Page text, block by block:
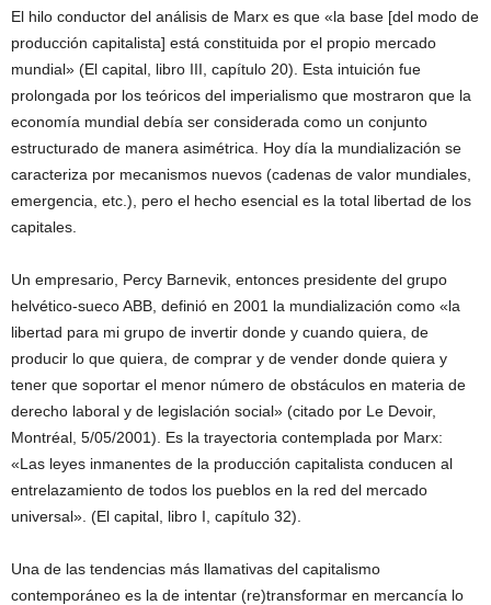
El hilo conductor del análisis de Marx es que «la base [del modo de
producción capitalista] está constituida por el propio mercado
mundial» (El capital, libro III, capítulo 20). Esta intuición fue
prolongada por los teóricos del imperialismo que mostraron que la
economía mundial debía ser considerada como un conjunto
estructurado de manera asimétrica. Hoy día la mundialización se
caracteriza por mecanismos nuevos (cadenas de valor mundiales,
emergencia, etc.), pero el hecho esencial es la total libertad de los
capitales.
Un empresario, Percy Barnevik, entonces presidente del grupo
helvético-sueco ABB, definió en 2001 la mundialización como «la
libertad para mi grupo de invertir donde y cuando quiera, de
producir lo que quiera, de comprar y de vender donde quiera y
tener que soportar el menor número de obstáculos en materia de
derecho laboral y de legislación social» (citado por Le Devoir,
Montréal, 5/05/2001). Es la trayectoria contemplada por Marx:
«Las leyes inmanentes de la producción capitalista conducen al
entrelazamiento de todos los pueblos en la red del mercado
universal». (El capital, libro I, capítulo 32).
Una de las tendencias más llamativas del capitalismo
contemporáneo es la de intentar (re)transformar en mercancía lo